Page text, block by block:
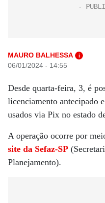
MAURO BALHESSA i
06/01/2024 - 14:55
Desde quarta-feira, 3, é
licenciamento antecipado
usados via Pix no estado
A operação ocorre por
site da Sefaz-SP
Planejamento).